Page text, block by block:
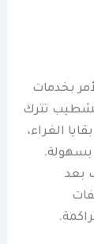
بخدمات
تترك
الغراء،
بسهولة.
بعد